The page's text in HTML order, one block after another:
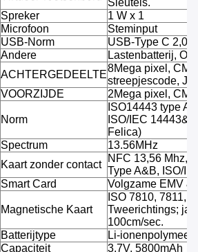
Sleutels.
Spreker
1 W x 1
Microfoon
Steminput
USB-Norm
USB-Type C 2,0
Andere
Lastenbatterij,
ACHTERGEDEELTE
8Mega pixel,
streepjescode,
VOORZIJDE
2Mega pixel,
Norm
ISO14443 type
ISO/IEC
Felica)
Spectrum
13.56MHz
Kaart zonder contact
NFC 13,56 Mhz,
Type A&B, ISO/
Smart Card Volgzame EMV &
Magnetische Kaart
ISO 7810, 7811,
Tweerichtings; jat
100cm/sec.
Batterijtype
Li-
Capaciteit
3.7V, 5800mAh